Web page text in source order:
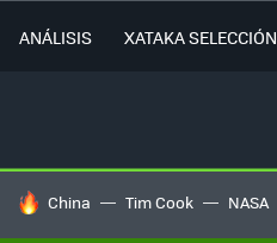
ANÁLISIS XATAKA SELECCIÓN
HOY SE HABLA DE
China Tim Cook NASA